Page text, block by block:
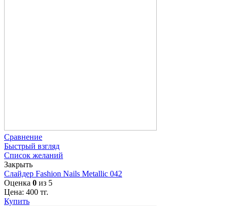
Сравнение
Быстрый взгляд
Список желаний
Закрыть
Слайдер Fashion Nails Metallic 042
Оценка 0 из 5
Цена: 400 тг.
Купить